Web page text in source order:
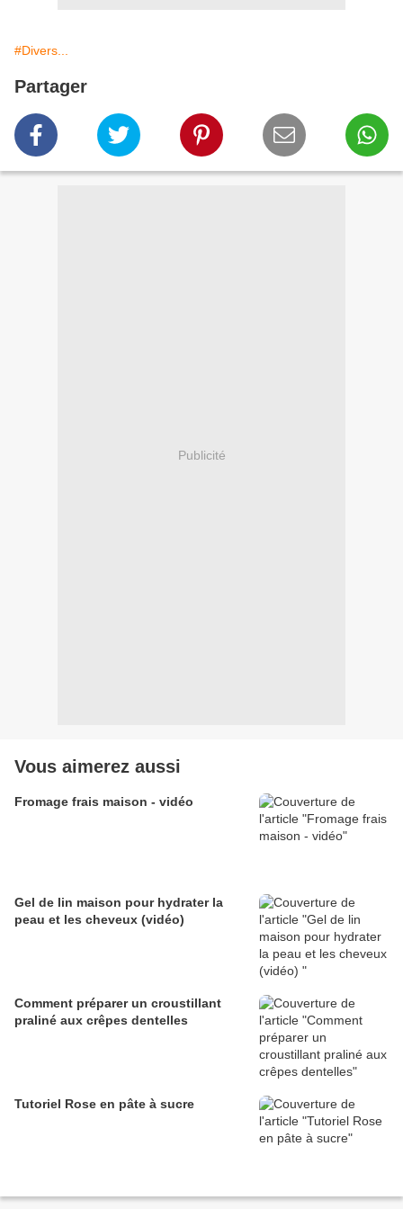
#Divers...
Partager
Publicité
Vous aimerez aussi
Fromage frais maison - vidéo
Gel de lin maison pour hydrater la
peau et les cheveux (vidéo)
Comment préparer un croustillant
praliné aux crêpes dentelles
Tutoriel Rose en pâte à sucre